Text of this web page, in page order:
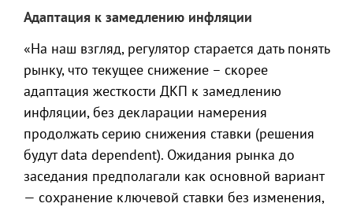
Адаптация к замедлению инфляции
«На наш взгляд, регулятор старается дать понять
рынку, что текущее снижение – скорее
адаптация жесткости ДКП к замедлению
инфляции, без декларации намерения
продолжать серию снижения ставки (решения
будут data dependent). Ожидания рынка до
заседания предполагали как основной вариант
— сохранение ключевой ставки без изменения,